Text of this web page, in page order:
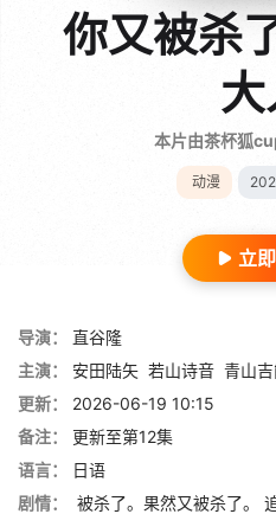
你又被杀
本片由茶杯狐
动漫
立
导演：
直谷隆
主演：
安田陆矢 若山诗音 青山
更新：
2026-06-19 10:15
备注：
更新至第12集
语言：
日语
剧情：
被杀了。果然又被杀了。